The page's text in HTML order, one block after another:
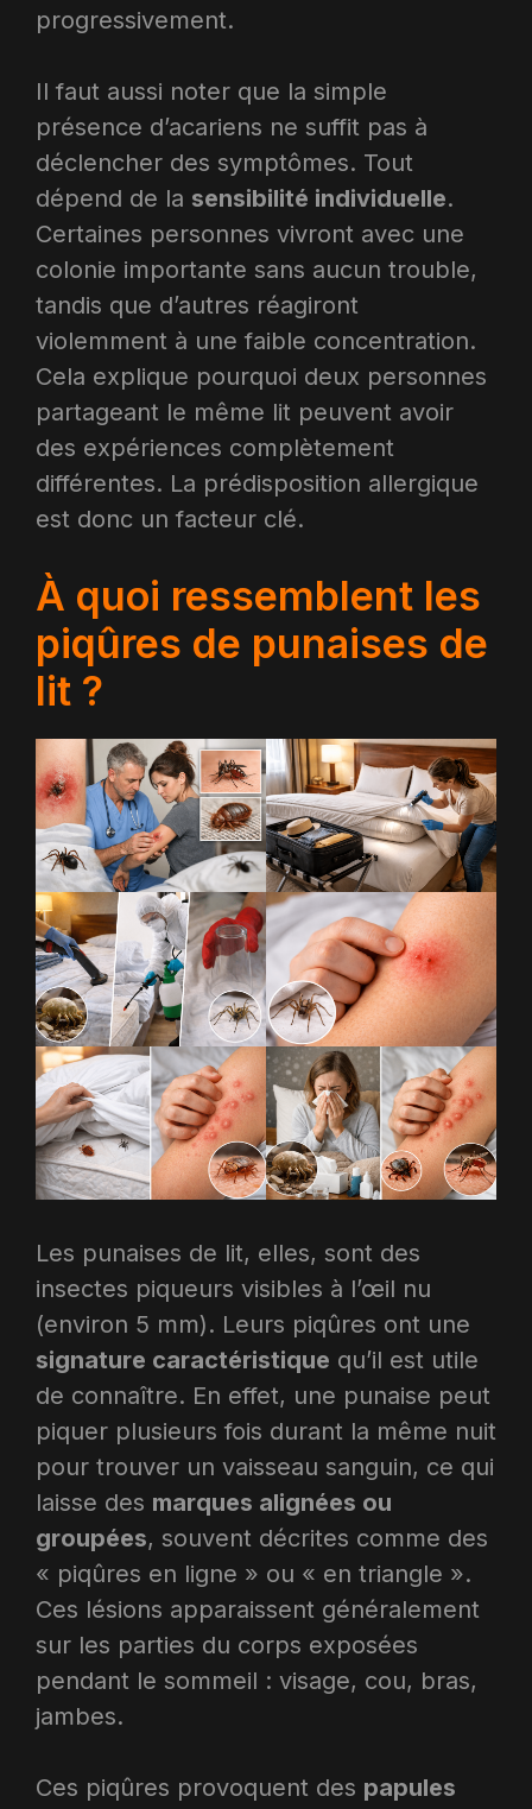
progressivement.
Il faut aussi noter que la simple
présence d’acariens ne suffit pas à
déclencher des symptômes. Tout
dépend de la sensibilité individuelle.
Certaines personnes vivront avec une
colonie importante sans aucun trouble,
tandis que d’autres réagiront
violemment à une faible concentration.
Cela explique pourquoi deux personnes
partageant le même lit peuvent avoir
des expériences complètement
différentes. La prédisposition allergique
est donc un facteur clé.
À quoi ressemblent les
piqûres de punaises de
lit ?
Les punaises de lit, elles, sont des
insectes piqueurs visibles à l’œil nu
(environ 5 mm). Leurs piqûres ont une
signature caractéristique qu’il est utile
de connaître. En effet, une punaise peut
piquer plusieurs fois durant la même nuit
pour trouver un vaisseau sanguin, ce qui
laisse des marques alignées ou
groupées, souvent décrites comme des
« piqûres en ligne » ou « en triangle ».
Ces lésions apparaissent généralement
sur les parties du corps exposées
pendant le sommeil : visage, cou, bras,
jambes.
Ces piqûres provoquent des papules